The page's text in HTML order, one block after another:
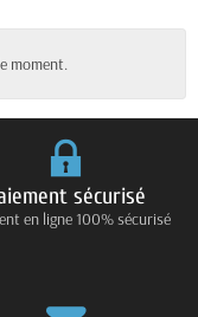
moment.
sécurisé
en ligne 100% sécurisé